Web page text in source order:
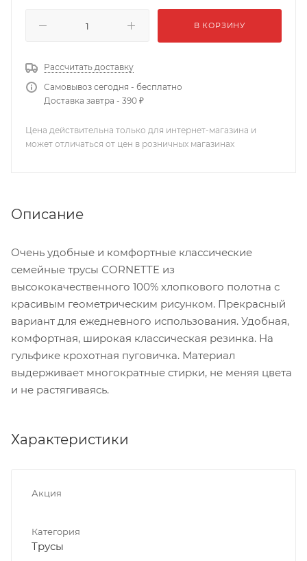
В КОРЗИНУ
Рассчитать доставку
Самовывоз сегодня - бесплатно
Доставка завтра - 390 ₽
Цена действительна только для интернет-магазина и
может отличаться от цен в розничных магазинах
Описание
Очень удобные и комфортные классические
семейные трусы CORNETTE из
высококачественного 100% хлопкового полотна с
красивым геометрическим рисунком. Прекрасный
вариант для ежедневного использования. Удобная,
комфортная, широкая классическая резинка. На
гульфике крохотная пуговичка. Материал
выдерживает многократные стирки, не меняя цвета
и не растягиваясь.
Характеристики
Акция
Категория
Трусы